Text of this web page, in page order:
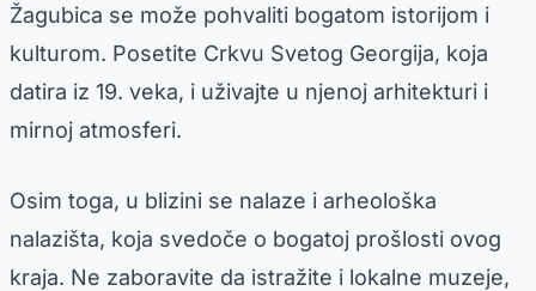
Žagubica se može pohvaliti bogatom istorijom i
kulturom. Posetite Crkvu Svetog Georgija, koja
datira iz 19. veka, i uživajte u njenoj arhitekturi i
mirnoj atmosferi.
Osim toga, u blizini se nalaze i arheološka
nalazišta, koja svedoče o bogatoj prošlosti ovog
kraja. Ne zaboravite da istražite i lokalne muzeje,